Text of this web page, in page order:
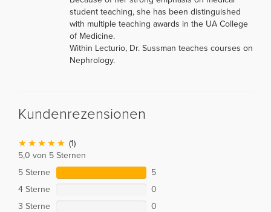
student teaching, she has been distinguished
with multiple teaching awards in the UA College
of Medicine.
Within Lecturio, Dr. Sussman teaches courses on
Nephrology.
Kundenrezensionen
(1)
5,0 von 5 Sternen
5 Sterne
5
4 Sterne
0
3 Sterne
0